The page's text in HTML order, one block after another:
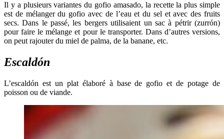
Il y a plusieurs variantes du gofio amasado, la recette la plus simple
est de mélanger du gofio avec de l’eau et du sel et avec des fruits
secs. Dans le passé, les bergers utilisaient un sac à pétrir (zurrón)
pour faire le mélange et pour le transporter. Dans d’autres versions,
on peut rajouter du miel de palma, de la banane, etc.
Escaldón
L’escaldón est un plat élaboré à base de gofio et de potage de
poisson ou de viande.